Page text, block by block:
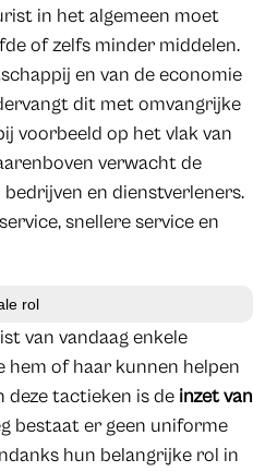
in het algemeen moet
of zelfs minder middelen.
en van de economie
dit met omvangrijke
voorbeeld op het vlak van
verwacht de
en dienstverleners.
snellere service en
rol
van vandaag enkele
of haar kunnen helpen
deze tactieken is de inzet van
bestaat er geen uniforme
hun belangrijke rol in